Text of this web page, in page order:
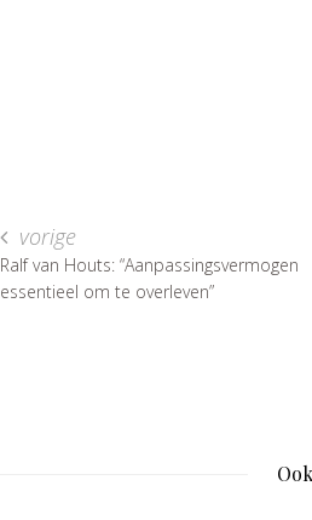
vorige
Ralf van Houts: “Aanpassingsvermogen
essentieel om te overleven”